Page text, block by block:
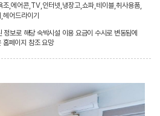
조,에어콘,TV,인터넷,냉장고,쇼파,테이블,취사용품,
헤어드라이기
보로 해당 숙박시설 이용 요금이 수시로 변동됨에
홈페이지 참조 요망